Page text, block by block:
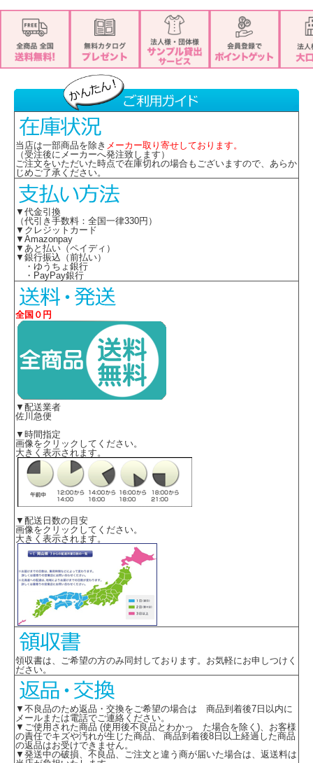
[素材]
ポリエステル100%
[特徴]
・家庭洗濯OK
・防汚加工
・両脇ポケット
※取り寄せ商品、在庫有無、納期後日連絡
当店は一部商品を除き メーカー取り寄せしております。
（受注後にメーカーへ発注致します）
ご注文をいただいた時点で在庫切れの場合もございますので、あらか
じめご了承ください。
▼代金引換
（代引き手数料：全国一律330円）
▼クレジットカード
▼Amazonpay
▼あと払い（ペイディ）
▼銀行振込（前払い）
・ゆうちょ銀行
・PayPay銀行
全国０円
▼配送業者
佐川急便
▼時間指定
画像をクリックしてください。
大きく表示されます。
▼配送日数の目安
画像をクリックしてください。
大きく表示されます。
領収書は、ご希望の方のみ同封しております。お気軽にお申しつけく
ださい。
▼不良品のため返品・交換をご希望の場合は 商品到着後7日以内に
メールまたは電話でご連絡ください。
▼ご使用された商品 (使用後不良品とわかっ た場合を除く)、お客様
の責任でキズや汚れが生じた商品、 商品到着後8日以上経過した商品
の返品はお受けできません。
▼発送中の破損、不良品、ご注文と違う商が届いた場合は、返送料は